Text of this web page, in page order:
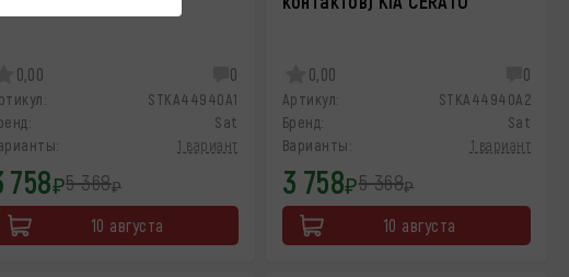
0,00 0
STKA44940A1
Sat
1 вариант
758₽5 368₽
10 августа
0,00 0
Артикул:
STKA44940A2
Бренд:
Sat
Варианты:
1 вариант
3 758₽5 368₽
10 августа